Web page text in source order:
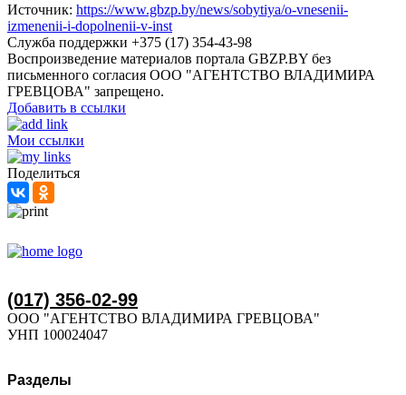
Источник: https://www.gbzp.by/news/sobytiya/o-vnesenii-
izmenenii-i-dopolnenii-v-inst
Служба поддержки +375 (17) 354-43-98
Воспроизведение материалов портала GBZP.BY без
письменного согласия OOO "АГЕНТСТВО ВЛАДИМИРА
ГРЕВЦОВА" запрещено.
Добавить в ссылки
Мои ссылки
Поделиться
(017) 356-02-99
ООО "АГЕНТСТВО ВЛАДИМИРА ГРЕВЦОВА"
УНП 100024047
Разделы